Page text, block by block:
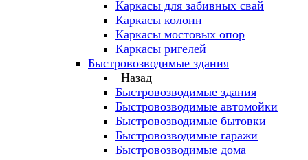
Каркасы для забивных свай
Каркасы колонн
Каркасы мостовых опор
Каркасы ригелей
Быстровозводимые здания
Назад
Быстровозводимые здания
Быстровозводимые автомойки
Быстровозводимые бытовки
Быстровозводимые гаражи
Быстровозводимые дома